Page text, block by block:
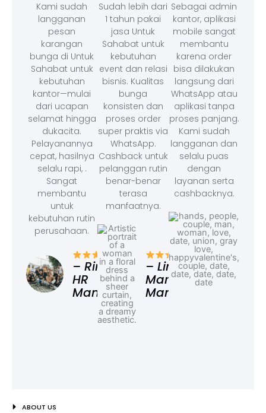
Kami sudah
langganan
pesan
karangan
bunga di Untuk
Sahabat untuk
kebutuhan
kantor—mulai
dari ucapan
selamat hingga
dukacita.
Pelayanannya
cepat, hasilnya
selalu rapi, .
Sangat
membantu
untuk
kebutuhan rutin
perusahaan.
– Rina,
HR
Manager
Sudah lebih dari
1 tahun pakai
jasa Untuk
Sahabat untuk
kebutuhan
event dan relasi
bisnis. Kualitas
bunga
konsisten dan
proses order
super praktis via
WhatsApp.
Cashback untuk
pelanggan rutin
benar-benar
terasa
manfaatnya.
– Linda,
Marketing
Manager
Sebagai admin
kantor, aplikasi
mobile sangat
membantu
karena order
bisa dilakukan
langsung dari
WhatsApp atau
aplikasi tanpa
proses panjang.
Kami sudah
langganan dan
selalu puas
dengan
layanan serta
cashbacknya.
ABOUT US